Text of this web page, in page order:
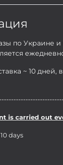
по Украине и
~ 10 дней,
is carried out
days